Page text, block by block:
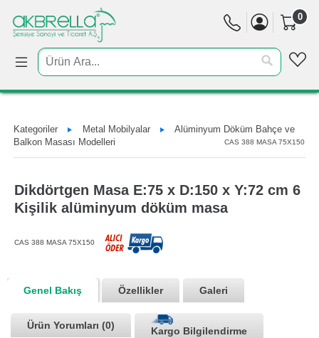
0
Kategoriler Metal Mobilyalar
Alüminyum Döküm Bahçe ve
Balkon Masası Modelleri
CAS 388 MASA 75X150
Dikdörtgen Masa E:75 x D:150 x Y:72 cm 6
Kişilik alüminyum döküm masa
CAS 388 MASA 75X150
Genel Bakış Özellikler Galeri
Ürün Yorumları (0)
Kargo Bilgilendirme